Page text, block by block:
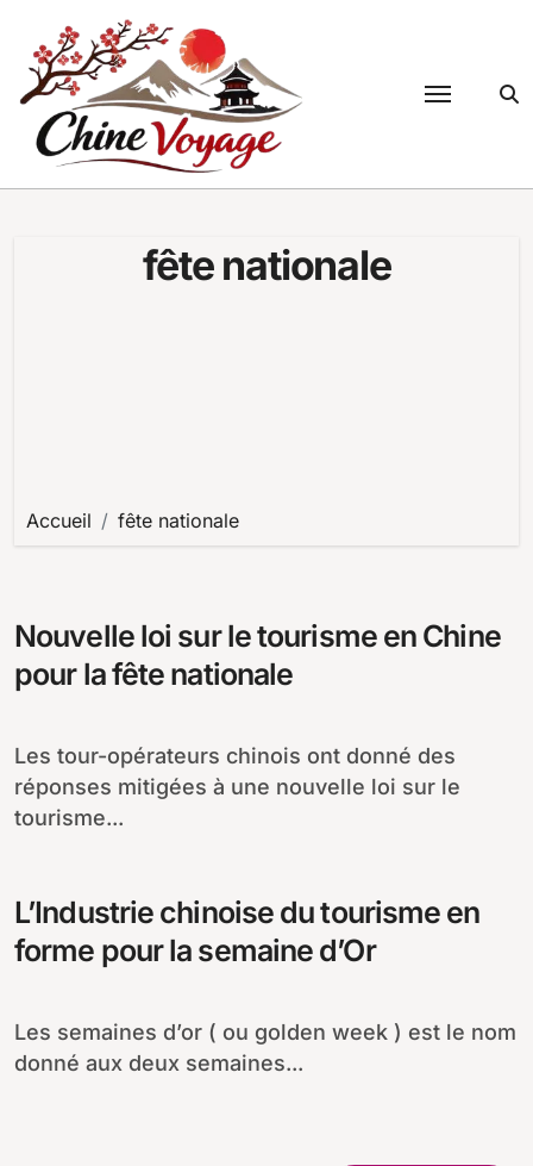
contenu
fête nationale
Accueil fête nationale
Nouvelle loi sur le tourisme en Chine
pour la fête nationale
Les tour-opérateurs chinois ont donné des
réponses mitigées à une nouvelle loi sur le
tourisme...
L’Industrie chinoise du tourisme en
forme pour la semaine d’Or
Les semaines d’or ( ou golden week ) est le nom
donné aux deux semaines...